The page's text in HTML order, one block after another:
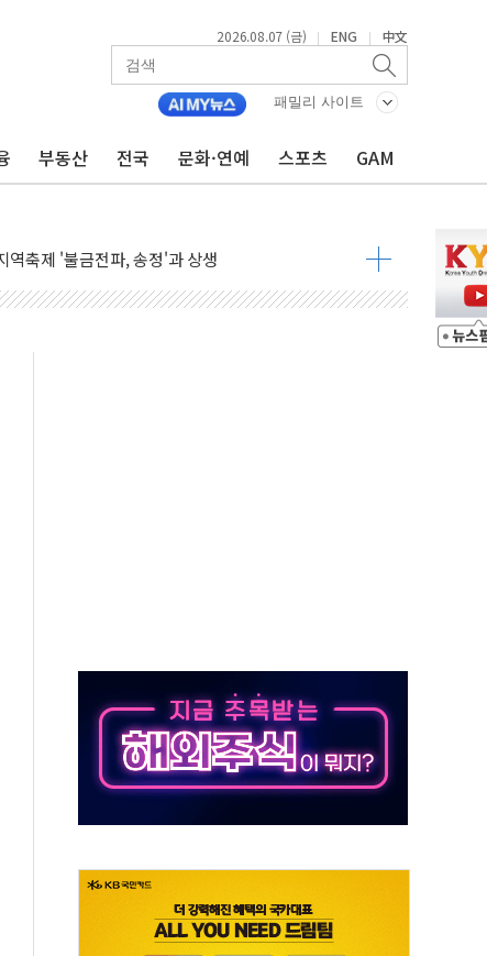
2026.08.07 (금) | ENG | 中文
패밀리 사이트
부동산 전국 문화·연예 스포츠 GAM
운항허가 취득...중국 노선 다변화
자 지원 규모 2배 확대
휴 전자책 요금제 출시
서비스
본격화…'AI 데이터 기반 메디테크 혁신허브' 구상
출입 통제
헬기 3대 투입
심도 징역 3년
바구니에 홈플러스 담아달라" 호소
포용금융 조직개편 신호탄